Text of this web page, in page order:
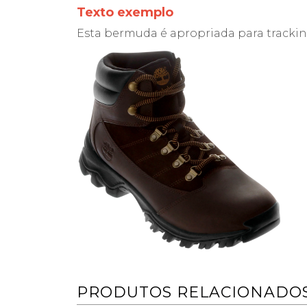
Texto exemplo
Esta bermuda é apropriada para
PRODUTOS